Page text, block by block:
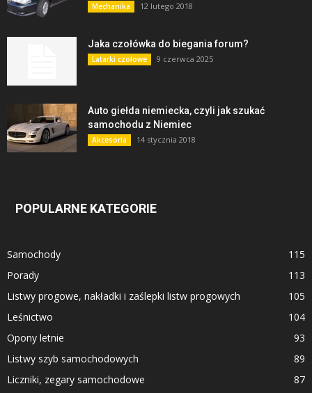
Mechanika 12 lutego 2018
Jaka czołówka do biegania forum?
Latarki czołowe 9 czerwca 2025
Auto giełda niemiecka, czyli jak szukać
samochodu z Niemiec
Akcesoria 14 stycznia 2018
POPULARNE KATEGORIE
Samochody
115
Porady
113
Listwy progowe, nakładki i zaślepki listw progowych
105
Leśnictwo
104
Opony letnie
93
Listwy szyb samochodowych
89
Liczniki, zegary samochodowe
87